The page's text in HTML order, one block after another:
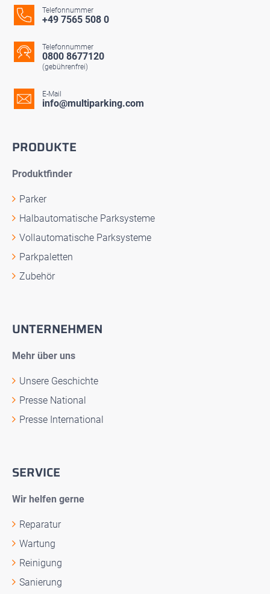
Telefonnummer
+49 7565 508 0
Telefonnummer
0800 8677120
(gebührenfrei)
E-Mail
info@multiparking.com
PRODUKTE
Produktfinder
Parker
Halbautomatische Parksysteme
Vollautomatische Parksysteme
Parkpaletten
Zubehör
UNTERNEHMEN
Mehr über uns
Unsere Geschichte
Presse National
Presse International
SERVICE
Wir helfen gerne
Reparatur
Wartung
Reinigung
Sanierung